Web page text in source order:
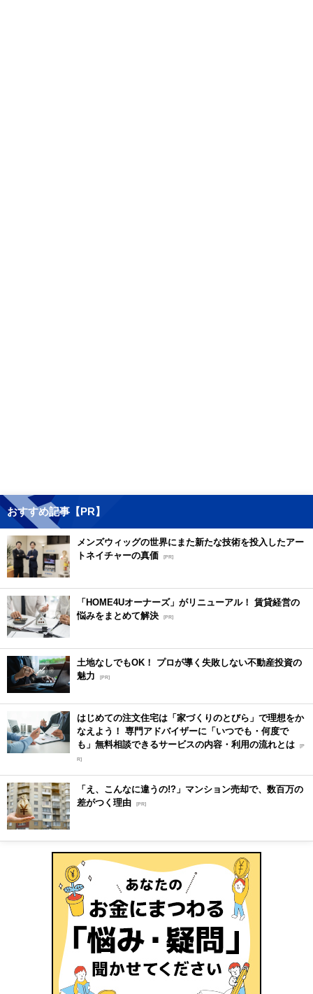
おすすめ記事【PR】
メンズウィッグの世界にまた新たな技術を投入したアー
トネイチャーの真価 [PR]
「HOME4Uオーナーズ」がリニューアル！ 賃貸経営の
悩みをまとめて解決 [PR]
土地なしでもOK！ プロが導く失敗しない不動産投資の
魅力
[PR]
はじめての注文住宅は「家づくりのとびら」で理想をか
なえよう！ 専門アドバイザーに「いつでも・何度で
も」無料相談できるサービスの内容・利用の流れとは [P
R]
「え、こんなに違うの!?」マンション売却で、数百万の
差がつく理由 [PR]